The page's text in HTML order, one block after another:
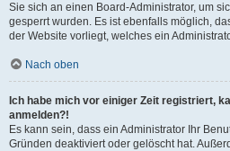
Sie sich an einen Board-Administrator, um
gesperrt wurden. Es ist ebenfalls möglich,
der Website vorliegt, welches ein
Nach oben
Ich habe mich vor einiger Zeit registriert,
anmelden?!
Es kann sein, dass ein Administrator Ihr
Gründen deaktiviert oder gelöscht hat.